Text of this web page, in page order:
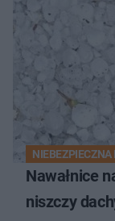
NIEBEZPIECZNA
Nawałnice
niszczy